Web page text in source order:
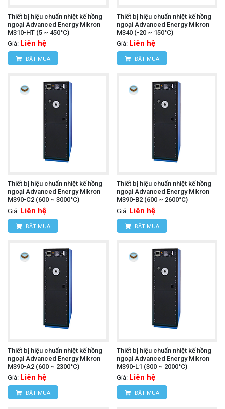
Thiết bị hiệu chuẩn nhiệt kế hồng
ngoại Advanced Energy Mikron
M310-HT (5 ~ 450°C)
Giá: Liên hệ
ĐẶT MUA
Thiết bị hiệu chuẩn nhiệt kế hồng
ngoại Advanced Energy Mikron
M340 (-20 ~ 150°C)
Giá: Liên hệ
ĐẶT MUA
Thiết bị hiệu chuẩn nhiệt kế hồng
ngoại Advanced Energy Mikron
M390-C2 (600 ~ 3000°C)
Giá: Liên hệ
ĐẶT MUA
Thiết bị hiệu chuẩn nhiệt kế hồng
ngoại Advanced Energy Mikron
M390-B2 (600 ~ 2600°C)
Giá: Liên hệ
ĐẶT MUA
Thiết bị hiệu chuẩn nhiệt kế hồng
ngoại Advanced Energy Mikron
M390-A2 (600 ~ 2300°C)
Giá: Liên hệ
ĐẶT MUA
Thiết bị hiệu chuẩn nhiệt kế hồng
ngoại Advanced Energy Mikron
M390-L1 (300 ~ 2000°C)
Giá: Liên hệ
ĐẶT MUA